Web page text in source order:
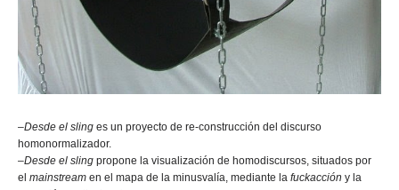
–Desde el sling es un proyecto de re-construcción del discurso
homonormalizador.
–Desde el sling propone la visualización de homodiscursos, situados por
el mainstream en el mapa de la minusvalía, mediante la fuckacción y la